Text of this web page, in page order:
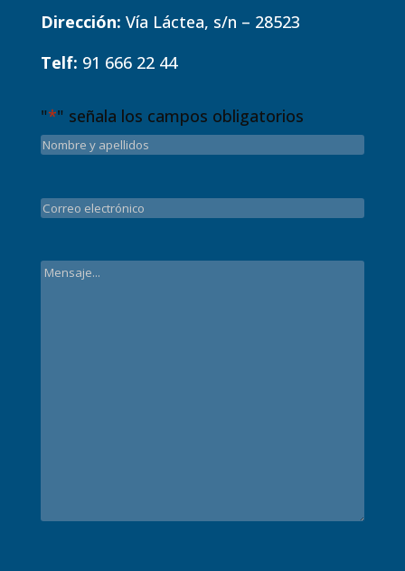
Dirección: Vía Láctea, s/n – 28523
Telf: 91 666 22 44
"*" señala los campos obligatorios